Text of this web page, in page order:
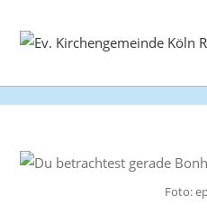
Inhalt
Foto: